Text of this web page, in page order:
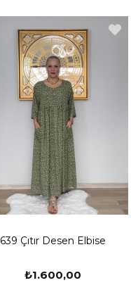
639 Çıtır Desen Elbise
₺1.600,00